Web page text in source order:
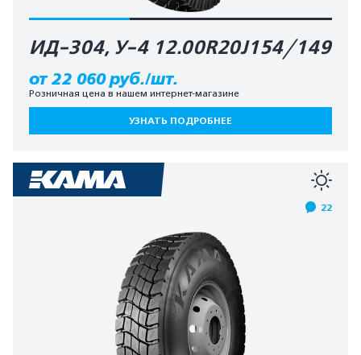
ИД-304, У-4 12.00R20J154/149
от 22 060 руб./шт.
Розничная цена в нашем интернет-магазине
УЗНАТЬ ПОДРОБНЕЕ
22